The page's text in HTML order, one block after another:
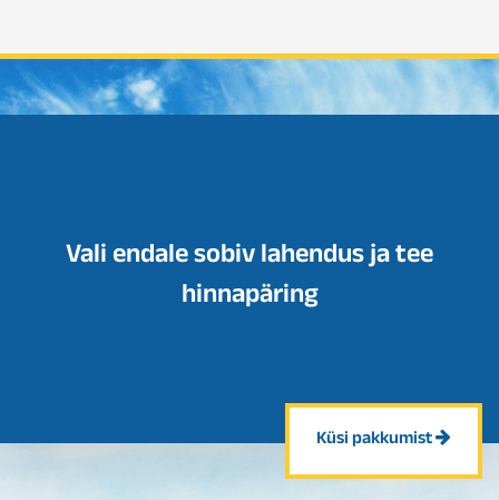
Vali endale sobiv lahendus ja tee
hinnapäring
Küsi pakkumist